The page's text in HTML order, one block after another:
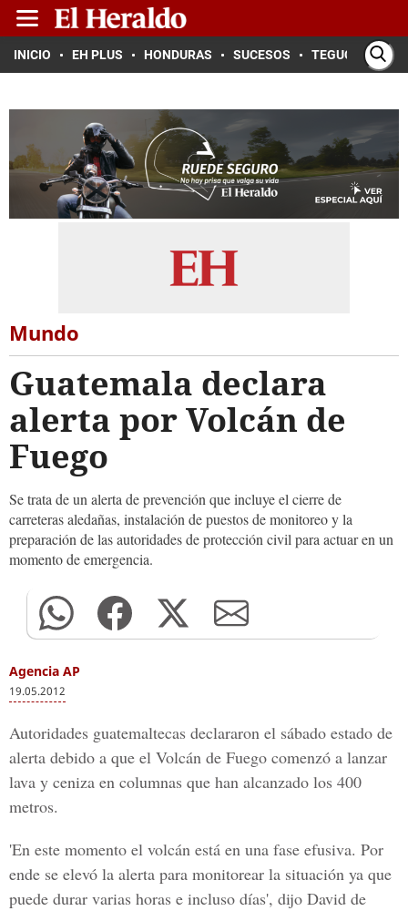
INICIO EH PLUS HONDURAS SUCESOS TEGUCIGALPA
Mundo
Guatemala declara
alerta por Volcán de
Fuego
Se trata de un alerta de prevención que incluye el cierre de
carreteras aledañas, instalación de puestos de monitoreo y la
preparación de las autoridades de protección civil para actuar en un
momento de emergencia.
Agencia AP
19.05.2012
Autoridades guatemaltecas declararon el sábado estado de
alerta debido a que el Volcán de Fuego comenzó a lanzar
lava y ceniza en columnas que han alcanzado los 400
metros.
'En este momento el volcán está en una fase efusiva. Por
ende se elevó la alerta para monitorear la situación ya que
puede durar varias horas e incluso días', dijo David de